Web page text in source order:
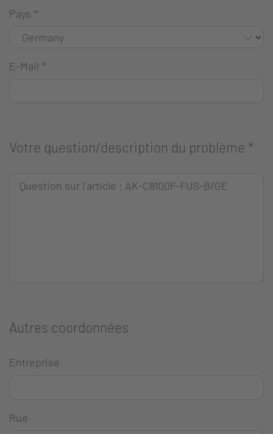
Pays *
E-Mail *
Votre question/description du problème *
Autres coordonnées
Entreprise
Rue